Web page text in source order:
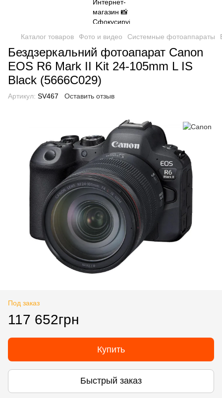
Каталог товаров Фото и видео Системные фотоаппараты
Бездзеркальний фотоапарат Canon
EOS R6 Mark II Kit 24-105mm L IS
Black (5666C029)
Артикул: SV467 Оставить отзыв
Под заказ
117 652грн
Купить
Быстрый заказ